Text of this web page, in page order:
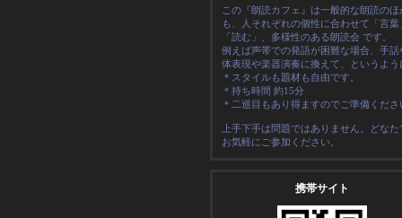
この『朗読カフェ』は一般的な朗読のほ
も、人それぞれの個性に合わせて「言葉
「読む」、多様性のある朗読会 です。
例えば声帯での発語が困難な場合、手話
体表現や楽器演奏に換えて、というよう
＊スタイルも題材も自由です。
＊ 持ち時間 約15分
＊二巡目もあり得ますのでご準備くださ
上手下手は問題ではありません。どなた
お気軽にご参加ください。
携帯サイト